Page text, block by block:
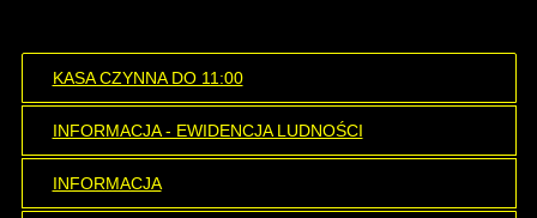
KASA CZYNNA DO 11:00
INFORMACJA - EWIDENCJA LUDNOŚCI
INFORMACJA